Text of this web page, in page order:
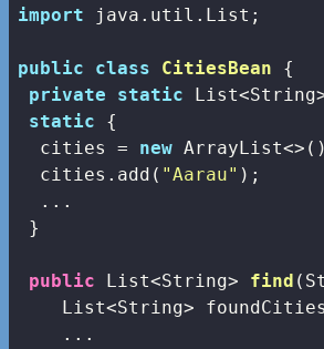
import java.util.List;
public class CitiesBean
{
private
static
static {
  cities =
new
  cities.add(
"Aarau" );
  ...
}
public List<String> find
List<String>
    ...